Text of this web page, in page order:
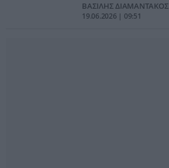
ΒΑΣΙΛΗΣ ΔΙΑΜΑΝΤΑΚΟΣ
19.06.2026 | 09:51